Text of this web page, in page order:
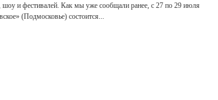
шоу и фестивалей. Как мы уже сообщали ранее, с 27 по 29 июля
(Подмосковье) состоится...